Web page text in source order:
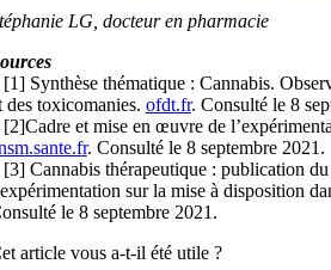
LG, docteur en pharmacie
Synthèse thématique : Cannabis.
des toxicomanies. ofdt.fr. Consulté le 8
et mise en œuvre de
. Consulté le 8 septembre 2021.
Cannabis thérapeutique : publication
sur la mise à disposition
le 8 septembre 2021.
article vous a-t-il été utile ?